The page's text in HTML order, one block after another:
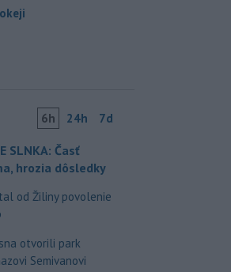
6h 24h 7d
SLNKA: Časť
hrozia dôsledky
od Žiliny povolenie
otvorili park
Semivanovi